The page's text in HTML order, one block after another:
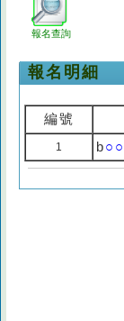
報名查詢
報名明細
編號
1 b○○